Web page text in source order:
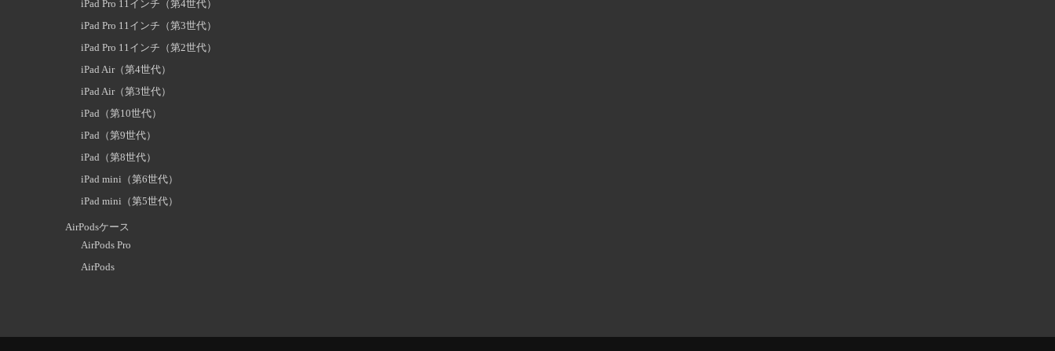
iPad Pro 11インチ（第4世代）
iPad Pro 11インチ（第3世代）
iPad Pro 11インチ（第2世代）
iPad Air（第4世代）
iPad Air（第3世代）
iPad（第10世代）
iPad（第9世代）
iPad（第8世代）
iPad mini（第6世代）
iPad mini（第5世代）
AirPodsケース
AirPods Pro
AirPods